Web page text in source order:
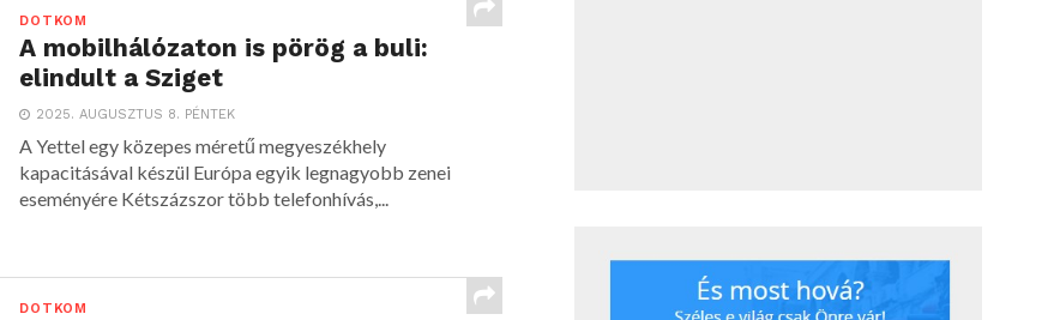
DOTKOM
A mobilhálózaton is pörög a buli:
elindult a Sziget
2025. AUGUSZTUS 8. PÉNTEK
A Yettel egy közepes méretű megyeszékhely
kapacitásával készül Európa egyik legnagyobb zenei
eseményére Kétszázszor több telefonhívás,...
DOTKOM